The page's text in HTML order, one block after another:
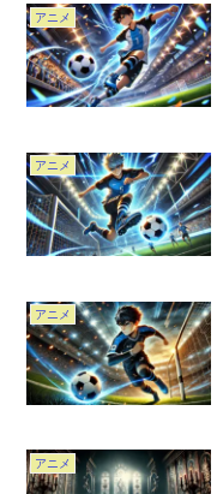
アニメ
アニメ
アニメ
アニメ